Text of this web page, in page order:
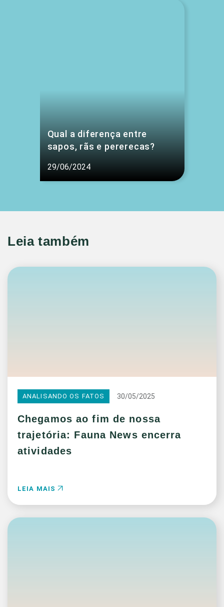
Qual a diferença entre
sapos, rãs e pererecas?
29/06/2024
Leia também
ANALISANDO OS FATOS 30/05/2025
Chegamos ao fim de nossa
trajetória: Fauna News encerra
atividades
LEIA MAIS